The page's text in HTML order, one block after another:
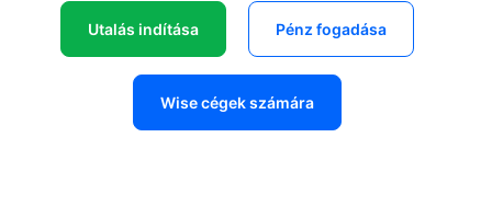
Utalás indítása Pénz fogadása
Wise cégek számára